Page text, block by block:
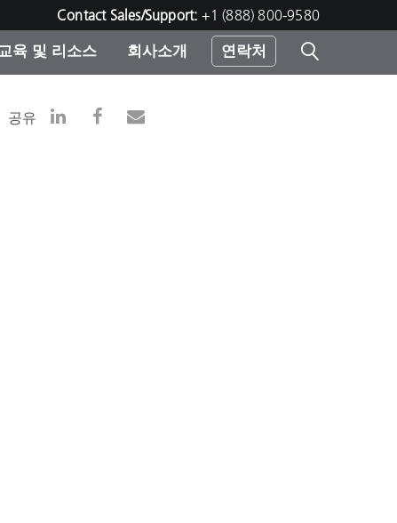
Contact Sales/Support: +1 (888) 800-9580
교육 및 리소스 회사소개 연락처
공유